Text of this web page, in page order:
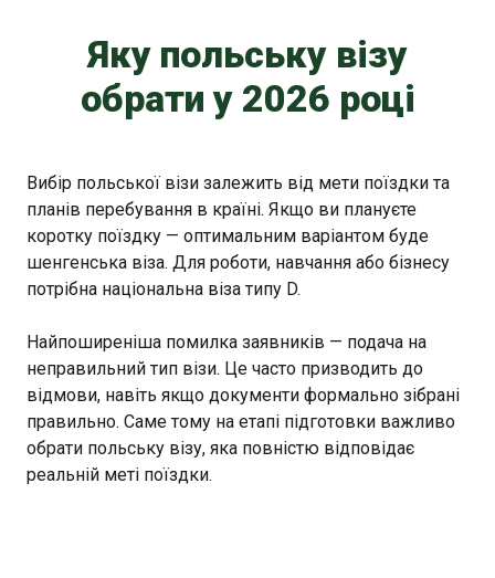
Яку польську візу
обрати у 2026 році
Вибір польської візи залежить від мети поїздки та
планів перебування в країні. Якщо ви плануєте
коротку поїздку — оптимальним варіантом буде
шенгенська віза. Для роботи, навчання або бізнесу
потрібна національна віза типу D.
Найпоширеніша помилка заявників — подача на
неправильний тип візи. Це часто призводить до
відмови, навіть якщо документи формально зібрані
правильно. Саме тому на етапі підготовки важливо
обрати польську візу, яка повністю відповідає
реальній меті поїздки.